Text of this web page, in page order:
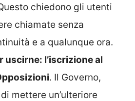
chiedono gli utenti
chiamate senza
e a qualunque ora.
uscirne: l’iscrizione al
. Il Governo,
mettere un’ulteriore